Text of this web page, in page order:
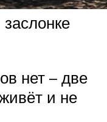
нет – две
и не